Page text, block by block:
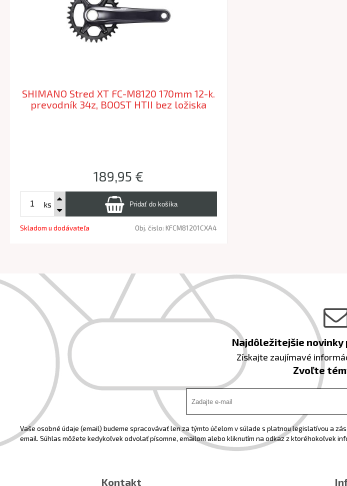
SHIMANO Stred XT FC-M8120 170mm 12-k.
prevodník 34z, BOOST HTII bez ložiska
189,95 €
ks
Skladom u dodávateľa Obj. čislo: KFCM81201CXA4
Najdôležitejšie novinky
Získajte zaujímavé
Zvoľte
Vaše osobné údaje (email) budeme spracovávať len za týmto účelom v súlade s platnou legislatívou a
email. Súhlas môžete kedykoľvek odvolať písomne, emailom alebo kliknutím na odkaz z ktoréhokoľvek
Kontakt